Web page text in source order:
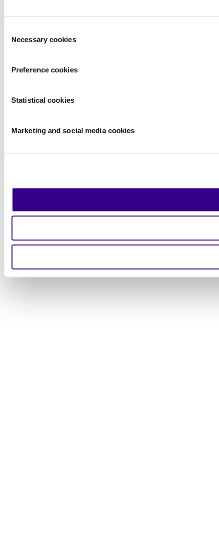
Selection
Necessary cookies
Preference cookies
Statistical cookies
Marketing and social media cookies